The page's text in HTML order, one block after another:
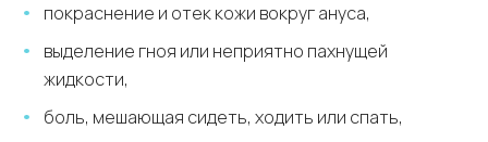
покраснение и отек кожи вокруг ануса,
выделение гноя или неприятно пахнущей
жидкости,
боль, мешающая сидеть, ходить или спать,